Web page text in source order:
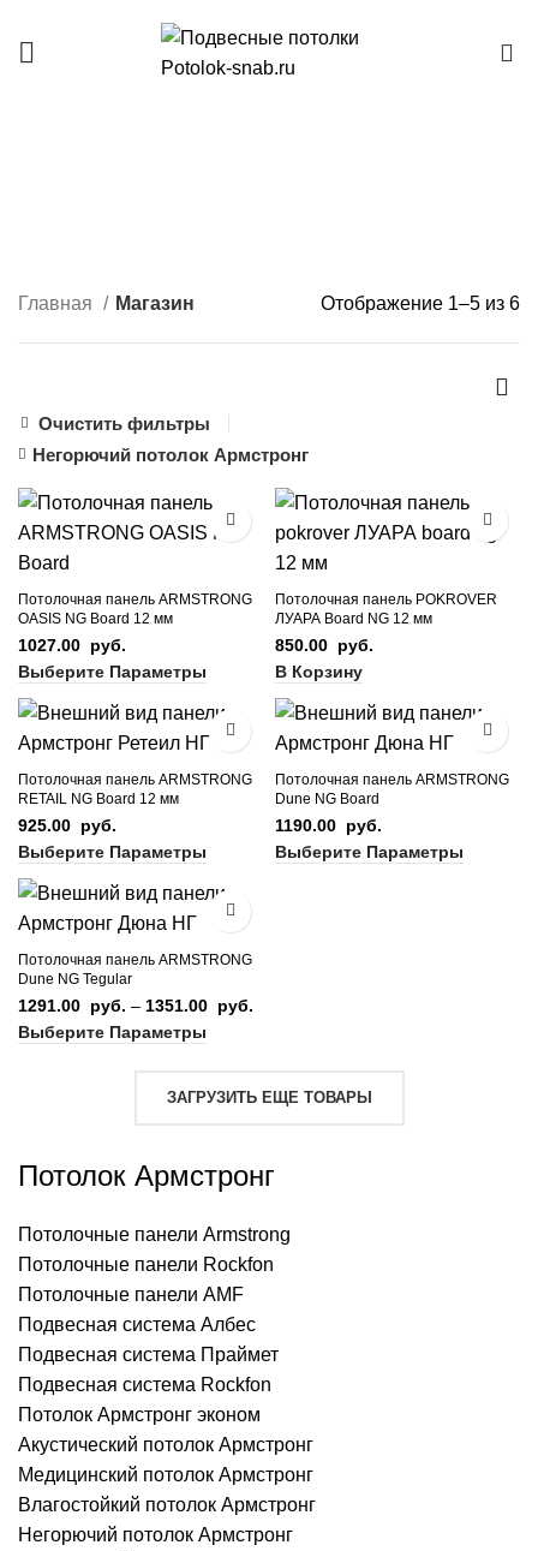
Главная Магазин Отображение 1–5 из 6
Очистить фильтры
Негорючий потолок Армстронг
Потолочная панель ARMSTRONG
OASIS NG Board 12 мм
1027.00 руб.
Выберите Параметры
Потолочная панель POKROVER
ЛУАРА Board NG 12 мм
850.00 руб.
В Корзину
Потолочная панель ARMSTRONG
RETAIL NG Board 12 мм
925.00 руб.
Выберите Параметры
Потолочная панель ARMSTRONG
Dune NG Board
1190.00 руб.
Выберите Параметры
Потолочная панель ARMSTRONG
Dune NG Tegular
1291.00 руб. – 1351.00 руб.
1351.00
Выберите Параметры
ЗАГРУЗИТЬ ЕЩЕ ТОВАРЫ
Потолок Армстронг
Потолочные панели Armstrong
Потолочные панели Rockfon
Потолочные панели AMF
Подвесная система Албес
Подвесная система Праймет
Подвесная система Rockfon
Потолок Армстронг эконом
Акустический потолок Армстронг
Медицинский потолок Армстронг
Влагостойкий потолок Армстронг
Негорючий потолок Армстронг